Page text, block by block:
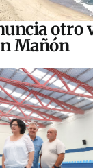
otro
Mañón